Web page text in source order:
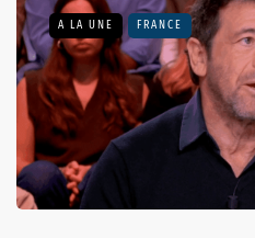
A LA UNE FRANCE